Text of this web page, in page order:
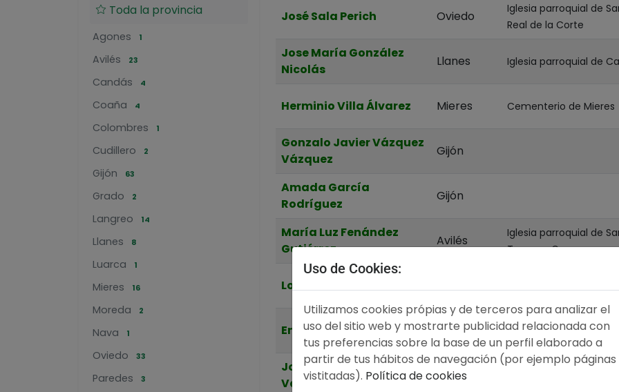
Toda la provincia
Agones 1
Avilés 23
Candás 4
Coaña 4
Colombres 1
Cudillero 2
Gijón 63
Grado 2
Langreo 14
Llanes 8
Luarca 1
Mieres 16
Moreda 2
Nava 1
Oviedo 33
Paredes 3
José Sala Perich Oviedo
Iglesia parroquial de
Real de la Corte
Jose María González
Nicolás
Llanes Iglesia parroquial de
Herminio Villa Álvarez Mieres Cementerio de Mieres
Gonzalo Javier Vázquez
Vázquez
Gijón
Amada García
Rodríguez
Gijón
María Luz Fenández
Gutiérrez
Avilés
Iglesia parroquial de
Trasona, Corvera
Lourdes Estrada Suárez
capilla del tanatorio
Lauredal
Engracia Roza Suárez Gijón
Capilla del Tanatorio
Cabueñes
Josefa Robles
Valenzuela
Langreo TANATORIO LA
Uso de Cookies:
Utilizamos cookies própias y de terceros para analizar el
uso del sitio web y mostrarte publicidad relacionada con
tus preferencias sobre la base de un perfil elaborado a
partir de tus hábitos de navegación (por ejemplo páginas
vistitadas). Política de cookies